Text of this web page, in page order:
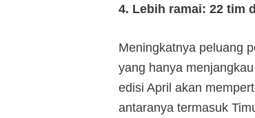
4. Lebih ramai: 22 tim
Meningkatnya peluang
yang hanya
edisi April akan
antaranya termasuk